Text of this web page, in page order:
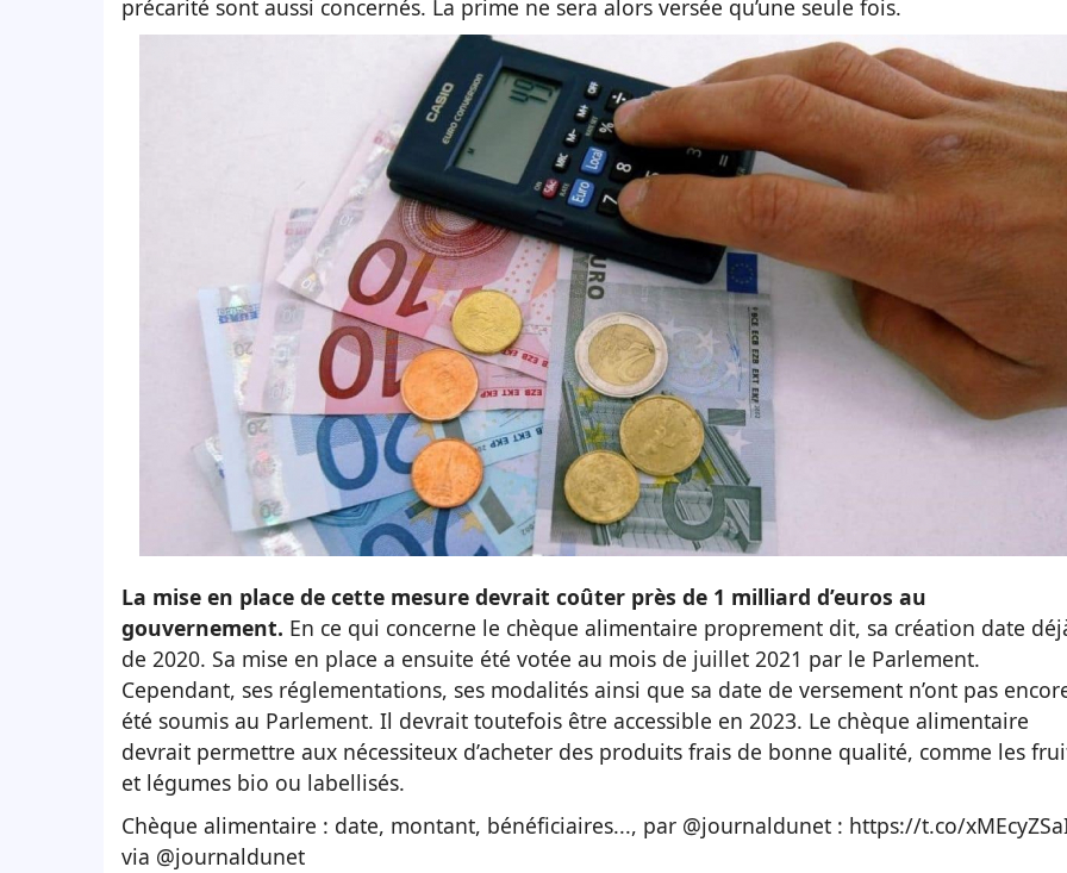
précarité sont aussi concernés. La prime ne sera alors versée qu’une seule fois.
La mise en place de cette mesure devrait coûter près de 1 milliard d’euros au
gouvernement. En ce qui concerne le chèque alimentaire proprement dit, sa création date
de 2020. Sa mise en place a ensuite été votée au mois de juillet 2021 par le Parlement.
Cependant, ses réglementations, ses modalités ainsi que sa date de versement n’ont pas
été soumis au Parlement. Il devrait toutefois être accessible en 2023. Le chèque alimentaire
devrait permettre aux nécessiteux d’acheter des produits frais de bonne qualité, comme les
et légumes bio ou labellisés.
Chèque alimentaire : date, montant, bénéficiaires..., par @journaldunet : https://t.co/
via @journaldunet